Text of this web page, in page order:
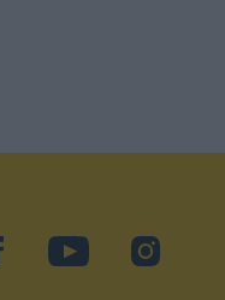
facebookYouTubeInstagram